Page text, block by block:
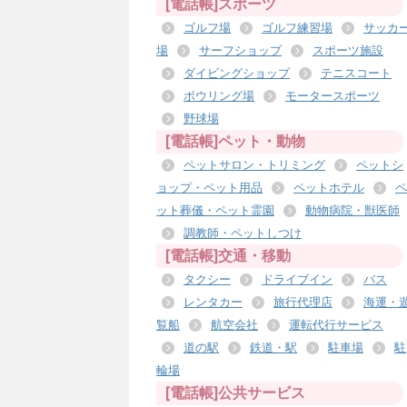
[電話帳]スポーツ
ゴルフ場 ゴルフ練習場
サッカ
場
サーフショップ
スポーツ施設
ダイビングショップ
テニスコート
ボウリング場
モータースポーツ
野球場
[電話帳]ペット・動物
ペットサロン・トリミング
ペットシ
ョップ・ペット用品
ペットホテル
ペ
ット葬儀・ペット霊園
動物病院・獣医師
調教師・ペットしつけ
[電話帳]交通・移動
タクシー ドライブイン
バス
レンタカー
旅行代理店
海運・
覧船
航空会社
運転代行サービス
道の駅
鉄道・駅 駐車場
駐
輪場
[電話帳]公共サービス